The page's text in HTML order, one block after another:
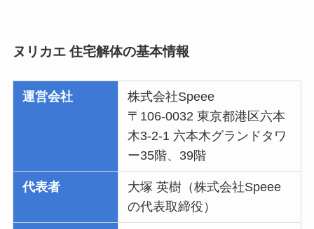
ヌリカエ 住宅解体の基本情報
運営会社
株式会社Speee
〒106-0032 東京都港区六本
木3-2-1 六本木グランドタワ
ー35階、39階
代表者
大塚 英樹（株式会社Speee
の代表取締役）